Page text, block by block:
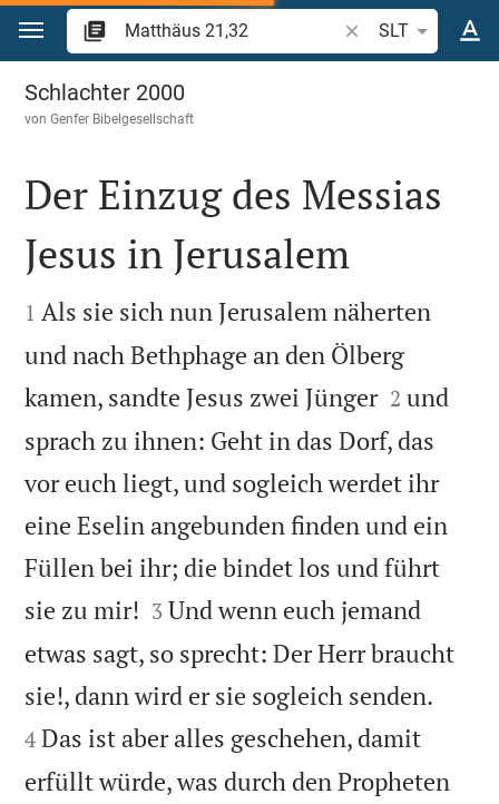
Zum Inhalt springen
Bibelstelle oder
SLT
Matthäus 21
Schlachter 2000
vonGenfer Bibelgesellschaft

Der Einzug des Messias
Jesus in Jerusalem

1 Als sie sich nun Jerusalem näherten
und nach Bethphage an den Ölberg
kamen, sandte Jesus zwei Jünger
2 und
sprach zu ihnen: Geht in das Dorf, das
vor euch liegt, und sogleich werdet ihr
eine Eselin angebunden finden und ein
Füllen bei ihr; die bindet los und führt
sie zu mir! 

3 Und wenn euch jemand
etwas sagt, so sprecht: Der Herr braucht
sie!, dann wird er sie sogleich senden.
4 Das ist aber alles geschehen, damit
erfüllt würde, was durch den Propheten